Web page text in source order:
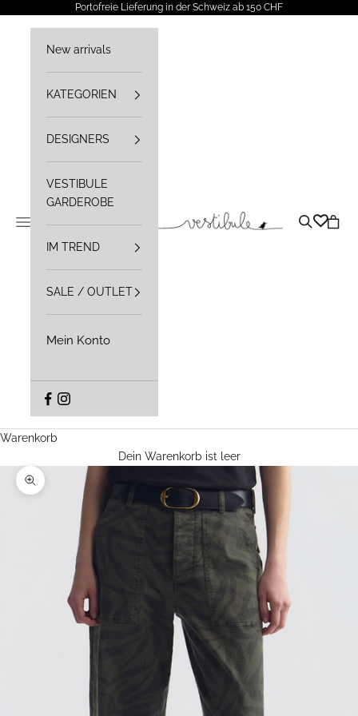
Zum Inhalt springenPortofreie Lieferung in der Schweiz ab 150 CHF
Vestibule
Navigationsmenü öffnen Suche
New arrivals
KATEGORIEN
DESIGNERS
VESTIBULE
GARDEROBE
IM TREND
SALE / OUTLET
Mein Konto
Warenkorb
Dein Warenkorb ist leer
Bild vergrößern